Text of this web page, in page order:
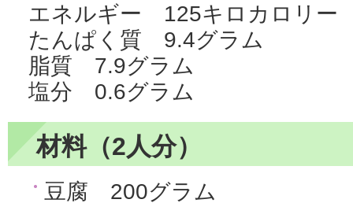
エネルギー 125キロカロリー
たんぱく質 9.4グラム
脂質 7.9グラム
塩分 0.6グラム
材料（2人分）
豆腐 200グラム